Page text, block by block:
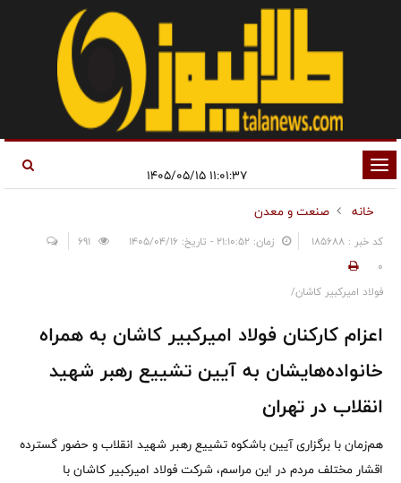
تغییر
وضعیت
ناوبری
۱۱:۰۱:۳۷ ۱۴۰۵/۰۵/۱۵
خانه
صنعت و معدن
کد خبر : 185688 زمان: ۲۱:۱۰:۵۲ - تاریخ: ۱۴۰۵/۰۴/۱۶
0
فولاد امیرکبیر کاشان/
اعزام کارکنان فولاد امیرکبیر کاشان به همراه
خانواده‌هایشان به آیین تشییع رهبر شهید
انقلاب در تهران
هم‌زمان با برگزاری آیین باشکوه تشییع رهبر شهید انقلاب و حضور گسترده
اقشار مختلف مردم در این مراسم، شرکت فولاد امیرکبیر کاشان با